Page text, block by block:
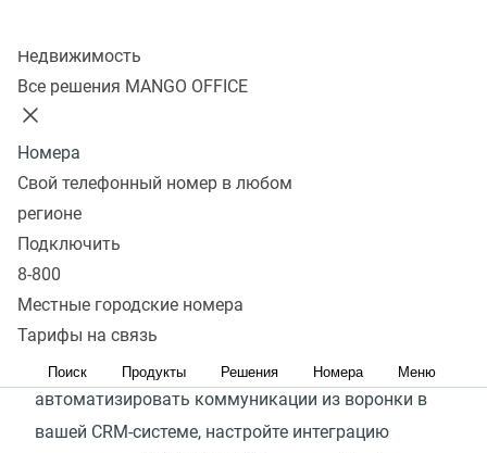
Недвижимость
Все решения MANGO OFFICE
Номера
Свой телефонный номер в любом
регионе
Подключить
8-800
Местные городские номера
Тарифы на связь
Поиск Продукты Решения Номера Меню
Сервисы MANGO OFFICE легко и просто
системами и другими офисными приложениями:
для подключения, в них реализованы самые
востребованные клиентами сценарии.
Посмотреть список готовых интеграций
Если готовой интеграции с экосистемой
MANGO OFFICE в списке нет или вам требуется
автоматизировать коммуникации из воронки в
вашей CRM-системе, настройте интеграцию